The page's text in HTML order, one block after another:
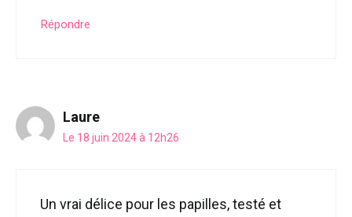
Répondre
Laure
Le 18 juin 2024 à 12h26
Un vrai délice pour les papilles, testé et